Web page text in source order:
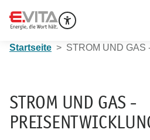
Startseite STROM UND GAS
STROM UND GAS -